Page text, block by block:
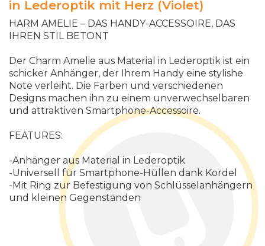
in Lederoptik mit Herz (Violet)
HARM AMELIE – DAS HANDY-ACCESSOIRE, DAS
IHREN STIL BETONT
Der Charm Ame ie aus Materia in Lederopti k ist ein
schicker An hänger, der I hrem Handy eine sty ishe
Note ver ei ht. Die Farben und verschiedenen
Designs machen i hn zu einem unverwechse baren
und attra ktiven Smartp hone-Accessoire.
FEATURES:
-An hänger aus Materia in Lederopti k
-Universe für Smartp hone-Hü en dan k Korde
-Mit Ring zur Befestigung von Sch üsse an hängern
und k einen Gegenständen